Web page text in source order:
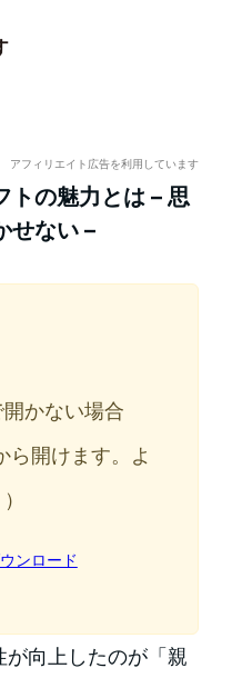
アフィリエイト広告を利用しています
トの魅力とは – 思
せない –
開かない場合
ら開けます。よ
ンロード
が向上したのが「親